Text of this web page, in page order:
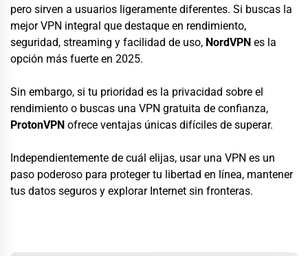
pero sirven a usuarios ligeramente diferentes. Si buscas la
mejor VPN integral que destaque en rendimiento,
seguridad, streaming y facilidad de uso, NordVPN es la
opción más fuerte en 2025.
Sin embargo, si tu prioridad es la privacidad sobre el
rendimiento o buscas una VPN gratuita de confianza,
ProtonVPN ofrece ventajas únicas difíciles de superar.
Independientemente de cuál elijas, usar una VPN es un
paso poderoso para proteger tu libertad en línea, mantener
tus datos seguros y explorar Internet sin fronteras.